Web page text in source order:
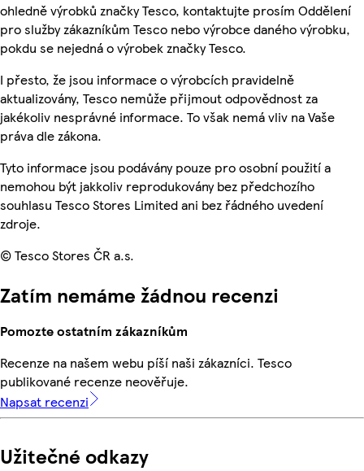
ohledně výrobků značky Tesco, kontaktujte prosím Oddělení
pro služby zákazníkům Tesco nebo výrobce daného výrobku,
pokdu se nejedná o výrobek značky Tesco.
I přesto, že jsou informace o výrobcích pravidelně
aktualizovány, Tesco nemůže přijmout odpovědnost za
jakékoliv nesprávné informace. To však nemá vliv na Vaše
práva dle zákona.
Tyto informace jsou podávány pouze pro osobní použití a
nemohou být jakkoliv reprodukovány bez předchozího
souhlasu Tesco Stores Limited ani bez řádného uvedení
zdroje.
© Tesco Stores ČR a.s.
Zatím nemáme žádnou recenzi
Pomozte ostatním zákazníkům
Recenze na našem webu píší naši zákazníci. Tesco
publikované recenze neověřuje.
Napsat recenzi
Užitečné odkazy